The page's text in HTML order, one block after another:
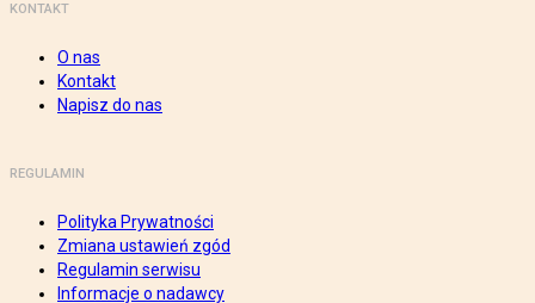
KONTAKT
O nas
Kontakt
Napisz do nas
REGULAMIN
Polityka Prywatności
Zmiana ustawień zgód
Regulamin serwisu
Informacje o nadawcy